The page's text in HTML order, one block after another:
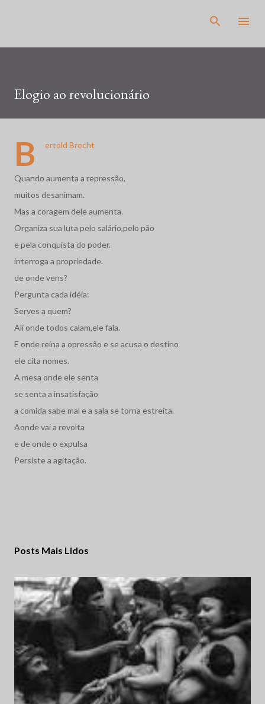
Elogio ao revolucionário
B ertold Brecht
Quando aumenta a repressão,
muitos desanimam.
Mas a coragem dele aumenta.
Organiza sua luta pelo salário,pelo pão
e pela conquista do poder.
interroga a propriedade.
de onde vens?
Pergunta cada idéia:
Serves a quem?
Ali onde todos calam,ele fala.
E onde reina a opressão e se acusa o destino
ele cita nomes.
A mesa onde ele senta
se senta a insatisfação
a comida sabe mal e a sala se torna estreita.
Aonde vai a revolta
e de onde o expulsa
Persiste a agitação.
Posts Mais Lidos